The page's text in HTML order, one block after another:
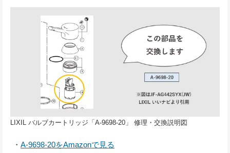
LIXIL バルブカートリッジ「A-9698-20」 修理・交換説明図
・ A-9698-20をAmazonで見る